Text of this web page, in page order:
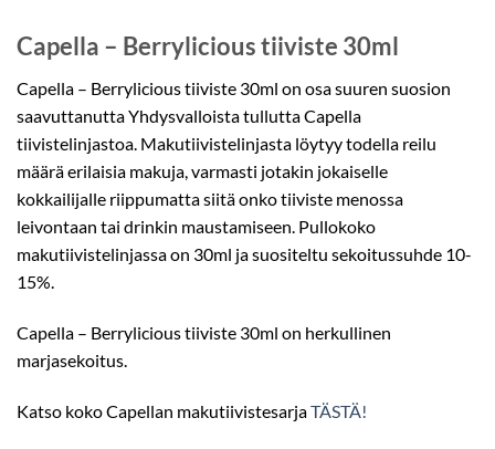
Capella – Berrylicious tiiviste 30ml
Capella – Berrylicious tiiviste 30ml on osa suuren suosion
saavuttanutta Yhdysvalloista tullutta Capella
tiivistelinjastoa. Makutiivistelinjasta löytyy todella reilu
määrä erilaisia makuja, varmasti jotakin jokaiselle
kokkailijalle riippumatta siitä onko tiiviste menossa
leivontaan tai drinkin maustamiseen. Pullokoko
makutiivistelinjassa on 30ml ja suositeltu sekoitussuhde 10-
15%.
Capella – Berrylicious tiiviste 30ml on herkullinen
marjasekoitus.
Katso koko Capellan makutiivistesarjaTÄSTÄ!